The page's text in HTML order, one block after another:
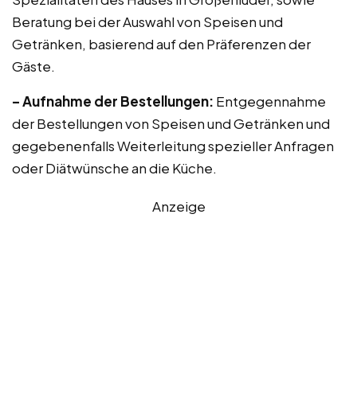
Beratung bei der Auswahl von Speisen und
Getränken, basierend auf den Präferenzen der
Gäste.
– Aufnahme der Bestellungen: Entgegennahme
der Bestellungen von Speisen und Getränken und
gegebenenfalls Weiterleitung spezieller Anfragen
oder Diätwünsche an die Küche.
Anzeige